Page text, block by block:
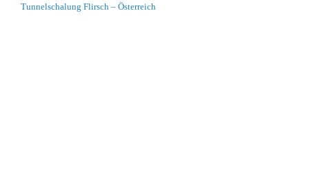
Tunnelschalung Flirsch – Österreich